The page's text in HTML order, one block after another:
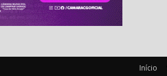
Início